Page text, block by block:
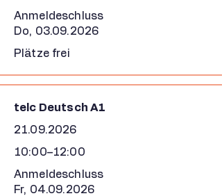
Anmeldeschluss
Do, 03.09.2026
Plätze frei
telc Deutsch A1
21.09.2026
10:00–12:00
Anmeldeschluss
Fr, 04.09.2026